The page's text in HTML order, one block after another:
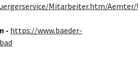
Mitarbeiter.htm/
- https://www.baeder-